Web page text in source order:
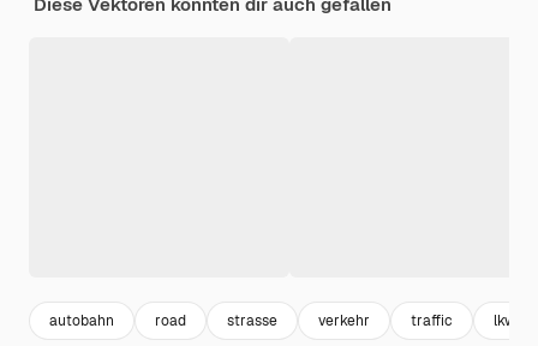
Diese Vektoren könnten dir auch gefallen
autobahn road strasse verkehr traffic lkw